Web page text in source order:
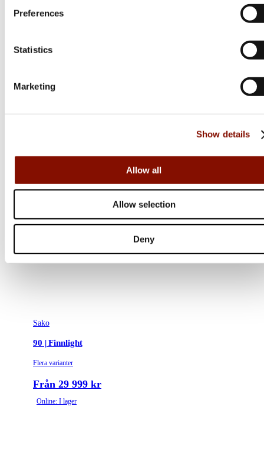
Preferences
Statistics
Marketing
Show details
Allow all
Allow selection
Deny
31 299 kr
Sako
90 | Finnlight
Flera varianter
Från 29 999 kr
Online: I lager